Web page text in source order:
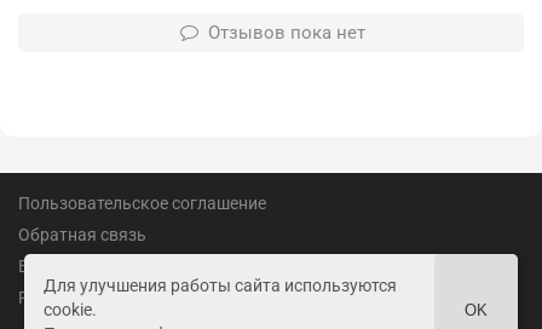
Отзывов пока нет
Для улучшения работы сайта используются
cookie.
OK
Пользовательское соглашение
Обратная связь
Вакансии
Реклама